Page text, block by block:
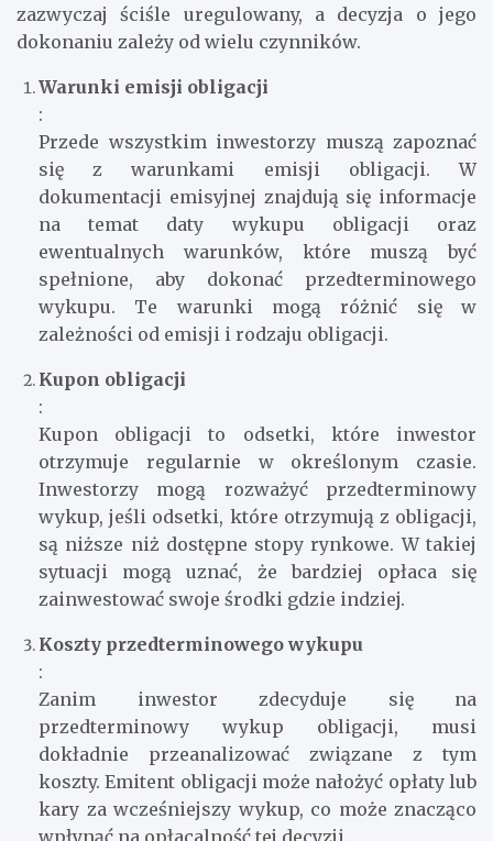
zazwyczaj ściśle uregulowany, a decyzja o jego
dokonaniu zależy od wielu czynników.
Warunki emisji obligacji
:
Przede wszystkim inwestorzy muszą zapoznać
się z warunkami emisji obligacji. W
dokumentacji emisyjnej znajdują się informacje
na temat daty wykupu obligacji oraz
ewentualnych warunków, które muszą być
spełnione, aby dokonać przedterminowego
wykupu. Te warunki mogą różnić się w
zależności od emisji i rodzaju obligacji.
Kupon obligacji
:
Kupon obligacji to odsetki, które inwestor
otrzymuje regularnie w określonym czasie.
Inwestorzy mogą rozważyć przedterminowy
wykup, jeśli odsetki, które otrzymują z obligacji,
są niższe niż dostępne stopy rynkowe. W takiej
sytuacji mogą uznać, że bardziej opłaca się
zainwestować swoje środki gdzie indziej.
Koszty przedterminowego wykupu
:
Zanim inwestor zdecyduje się na
przedterminowy wykup obligacji, musi
dokładnie przeanalizować związane z tym
koszty. Emitent obligacji może nałożyć opłaty lub
kary za wcześniejszy wykup, co może znacząco